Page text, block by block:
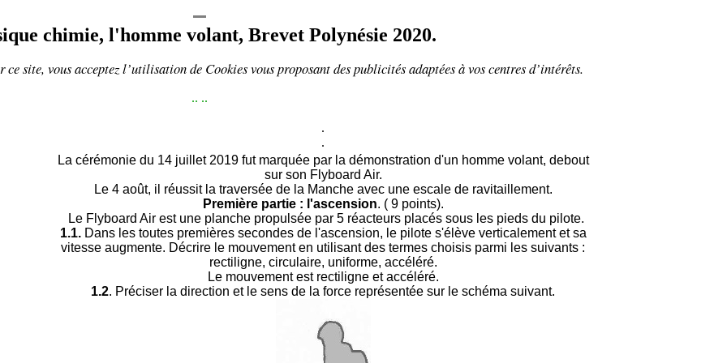
chimie, l'homme volant, Brevet Polynésie 2020.
site, vous acceptez l’utilisation de Cookiesvous proposantdes publicités adaptées à vos centres d’intérêts.
.. ..
.
.
La cérémonie du 14 juillet 2019 fut marquée par la démonstration d'un homme volant, debout
sur son Flyboard Air.
Le 4 août, il réussit la traversée de la Manche avec une escale de ravitaillement.
Première partie : l'ascension. ( 9 points).
Le Flyboard Air est une planche propulsée par 5 réacteurs placés sous les pieds du pilote.
1.1.Dans les toutes premières secondes de l'ascension, le pilote s'élève verticalement et sa
vitesse augmente. Décrire le mouvement en utilisant des termes choisis parmi les suivants :
rectiligne, circulaire, uniforme, accéléré.
Le mouvement est rectiligne et accéléré.
1.2. Préciser la direction et le sens de la force représentée sur le schéma suivant.